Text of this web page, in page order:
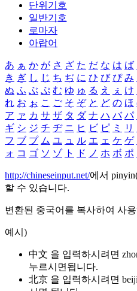
단위기호
일반기호
로마자
아랍어
あ ぁ か が さ ざ た だ な は ば
き ぎ し じ ち ぢ に ひ び ぴ み
ぬ ふ ぶ ぷ む ゆ ゅ る え ぇ け
れ お ぉ こ ご そ ぞ と ど の ほ
ア ァ カ サ ザ タ ダ ナ ハ バ パ
ギ シ ジ チ ヂ ニ ヒ ビ ピ ミ リ
フ ブ プ ム ユ ュ ル エ ェ ケ ゲ
ォ コ ゴ ソ ゾ ト ド ノ ホ ボ ポ
http://chineseinput.net/에서
할 수 있습니다.
변환된 중국어를 복사하여 사
예시)
中文 을 입력하시려면
누르시면됩니다.
北京 을 입력하시려면